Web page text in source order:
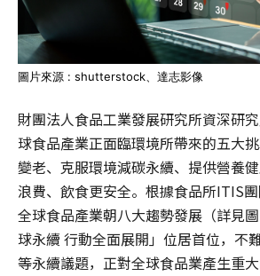
圖片來源 : shutterstock、達志影像
財團法人食品工業發展研究所資深研
球食品產業正面臨環境所帶來的五大
變老、克服環境減碳永續、提供營養
浪費、飲食更安全。根據食品所ITIS
全球食品產業朝八大趨勢發展（詳見
球永續 行動全面展開」位居首位，不
等永續議題，正對全球食品業產生重大